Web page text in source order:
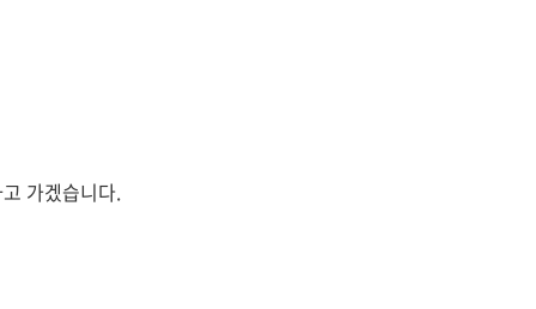
가겠습니다.